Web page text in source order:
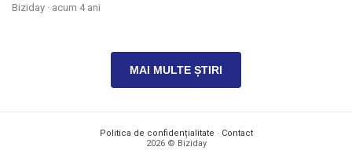
Biziday · acum 4 ani
MAI MULTE ȘTIRI
Politica de confidențialitate · Contact
2026 © Biziday